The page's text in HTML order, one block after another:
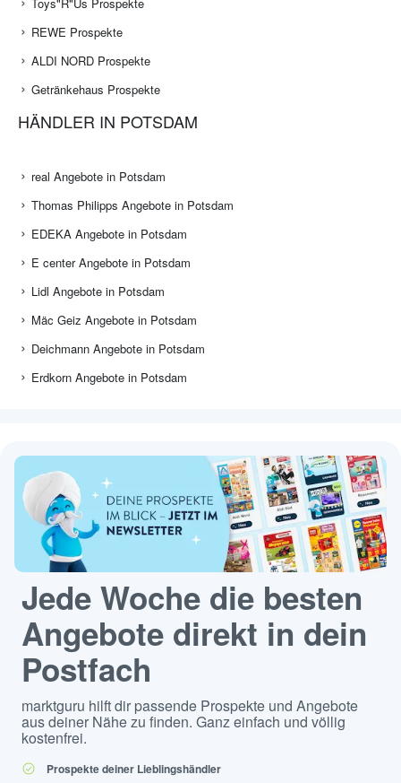
REWE Prospekte
ALDI NORD Prospekte
Getränkehaus Prospekte
HÄNDLER IN POTSDAM
real Angebote in Potsdam
Thomas Philipps Angebote in Potsdam
EDEKA Angebote in Potsdam
E center Angebote in Potsdam
Lidl Angebote in Potsdam
Mäc Geiz Angebote in Potsdam
Deichmann Angebote in Potsdam
Erdkorn Angebote in Potsdam
Jede Woche die besten
Angebote direkt in dein
Postfach
marktguru hilft dir passende Prospekte und Angebote
aus deiner Nähe zu finden. Ganz einfach und völlig
kostenfrei.
Prospekte deiner Lieblingshändler